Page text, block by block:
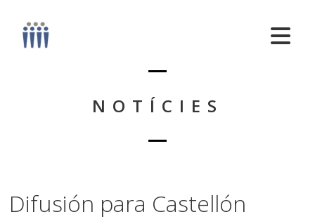
NOTÍCIES
Difusión para Castellón